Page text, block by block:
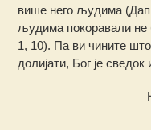
више него људима
људима покоравали не
1, 10). Па ви чините што
долијати, Бог је